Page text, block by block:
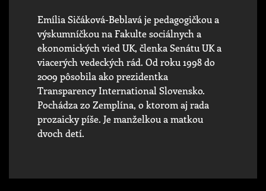
Emília Sičáková-Beblavá je pedagogičkou a
výskumníčkou na Fakulte sociálnych a
ekonomických vied UK, členka Senátu UK a
viacerých vedeckých rád. Od roku 1998 do
2009 pôsobila ako prezidentka
Transparency International Slovensko.
Pochádza zo Zemplína, o ktorom aj rada
prozaicky píše. Je manželkou a matkou
dvoch detí.